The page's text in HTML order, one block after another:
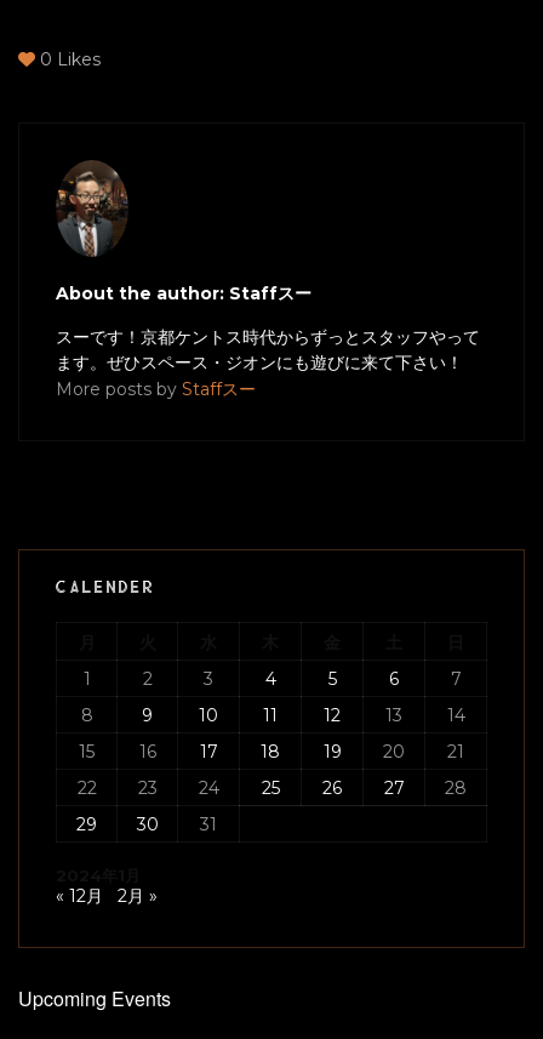
0 Likes
About the author: Staffスー
スーです！京都ケントス時代からずっとスタッフやって
ます。ぜひスペース・ジオンにも遊びに来て下さい！
More posts by Staffスー
CALENDER
1
2 3 4 5 6
7
8
9 10 11 12 13
14
15
16 17 18 19 20
21
22
23 24 25 26 27
28
29
30 31
« 12月 2月 »
Upcoming Events